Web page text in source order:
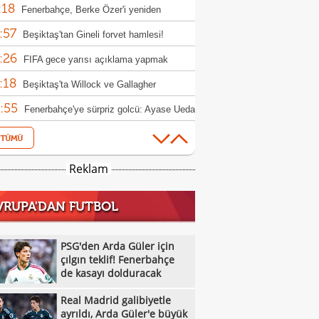
Fenerbahçe, Berke Özer'i yeniden
katmak istiyor
Beşiktaş'tan Gineli forvet hamlesi!
FIFA gece yarısı açıklama yapmak
kaldı!
Beşiktaş'ta Willock ve Gallagher
flaş gelişme
Fenerbahçe'ye sürpriz golcü: Ayase Ueda
Galatasaray'dan Deniz Gül için hamle!
Renato Veiga'dan Galatasaray yanıtı! İşte
uğradı!
Milli masa tenisçiler, WTT Avrupa
ve David
Osman Zeki Korkmaz: "Bir gol fazla
Bülent Korkmaz: "Lige 3 puanla
iyiydi"
Real Madrid galibiyetle ayrıldı, Arda
Reklam
FUTBOL
PSG'den Arda Güler için
çılgın teklif! Fenerbahçe
de kasayı dolduracak
Real Madrid galibiyetle
ayrıldı, Arda Güler'e büyük